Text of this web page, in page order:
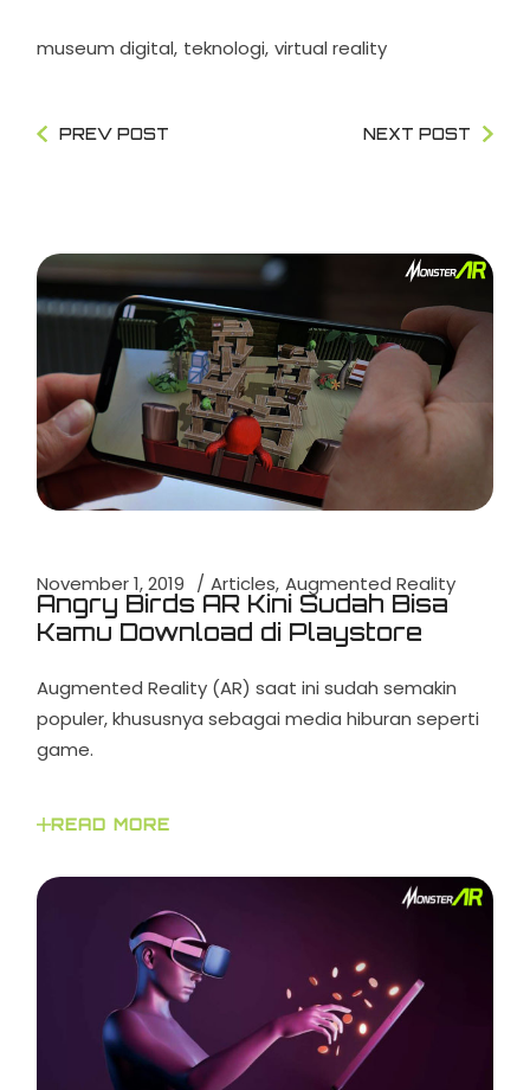
museum digital teknologi virtual reality
PREV POST NEXT POST
November 1, 2019 Articles Augmented Reality
Angry Birds AR Kini Sudah Bisa
Kamu Download di Playstore
Augmented Reality (AR) saat ini sudah semakin
populer, khususnya sebagai media hiburan seperti
game.
READ MORE